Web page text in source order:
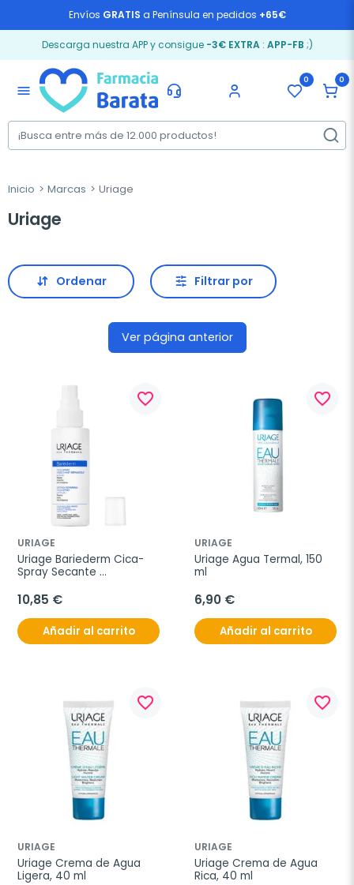
Envíos GRATIS a Península en pedidos +65€
Descarga nuestra APP y consigue -3€ EXTRA: APP-FB ;)
menu
0 0
Inicio Marcas Uriage
Uriage
Ordenar Filtrar por
Ver página anterior
favorite_border
URIAGE
Uriage Bariederm Cica-
Spray Secante
10,85 €
Añadir al carrito
favorite_border
URIAGE
Uriage Agua Termal, 150
ml
6,90 €
Añadir al carrito
favorite_border
URIAGE
Uriage Crema de Agua
Ligera, 40 ml
favorite_border
URIAGE
Uriage Crema de Agua
Rica, 40 ml